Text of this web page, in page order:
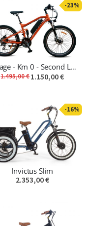
-23%
Savage - Km 0 - Second Life Bike
1.495,00 €1.150,00 €
-16%
Invictus Slim
2.353,00 €